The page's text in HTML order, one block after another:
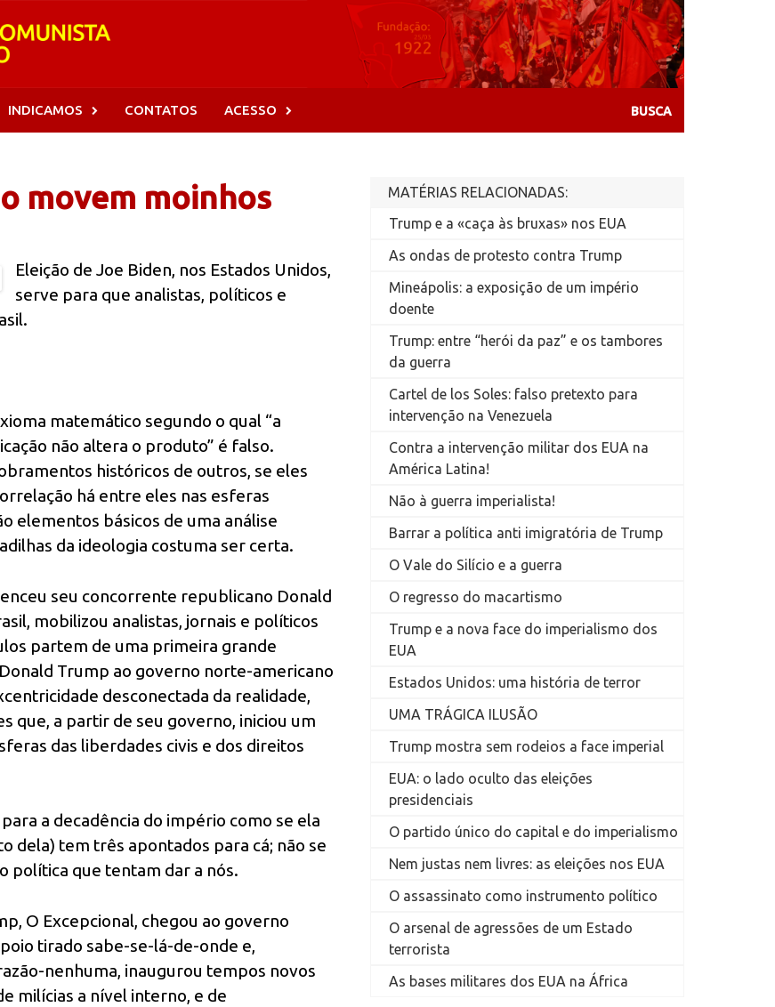
INDICAMOS CONTATOS ACESSO
movem moinhos
Eleição de Joe Biden, nos Estados Unidos,
serve para que analistas, políticos e
matemático segundo o qual “a
não altera o produto” é falso.
históricos de outros, se eles
há entre eles nas esferas
elementos básicos de uma análise
da ideologia costuma ser certa.
seu concorrente republicano Donald
mobilizou analistas, jornais e políticos
partem de uma primeira grande
Trump ao governo norte-americano
desconectada da realidade,
que, a partir de seu governo, iniciou um
das liberdades civis e dos direitos
a decadência do império como se ela
dela) tem três apontados para cá; não se
política que tentam dar a nós.
O Excepcional, chegou ao governo
tirado sabe-se-lá-de-onde e,
nenhuma, inaugurou tempos novos
milícias a nível interno, e de
MATÉRIAS RELACIONADAS:
Trump e a «caça às bruxas» nos EUA
As ondas de protesto contra Trump
Mineápolis: a exposição de um império
doente
Trump: entre “herói da paz” e os tambores
da guerra
Cartel de los Soles: falso pretexto para
intervenção na Venezuela
Contra a intervenção militar dos EUA na
América Latina!
Não à guerra imperialista!
Barrar a política anti imigratória de Trump
O Vale do Silício e a guerra
O regresso do macartismo
Trump e a nova face do imperialismo dos
EUA
Estados Unidos: uma história de terror
UMA TRÁGICA ILUSÃO
Trump mostra sem rodeios a face imperial
EUA: o lado oculto das eleições
presidenciais
O partido único do capital e do imperialismo
Nem justas nem livres: as eleições nos EUA
O assassinato como instrumento político
O arsenal de agressões de um Estado
terrorista
As bases militares dos EUA na África